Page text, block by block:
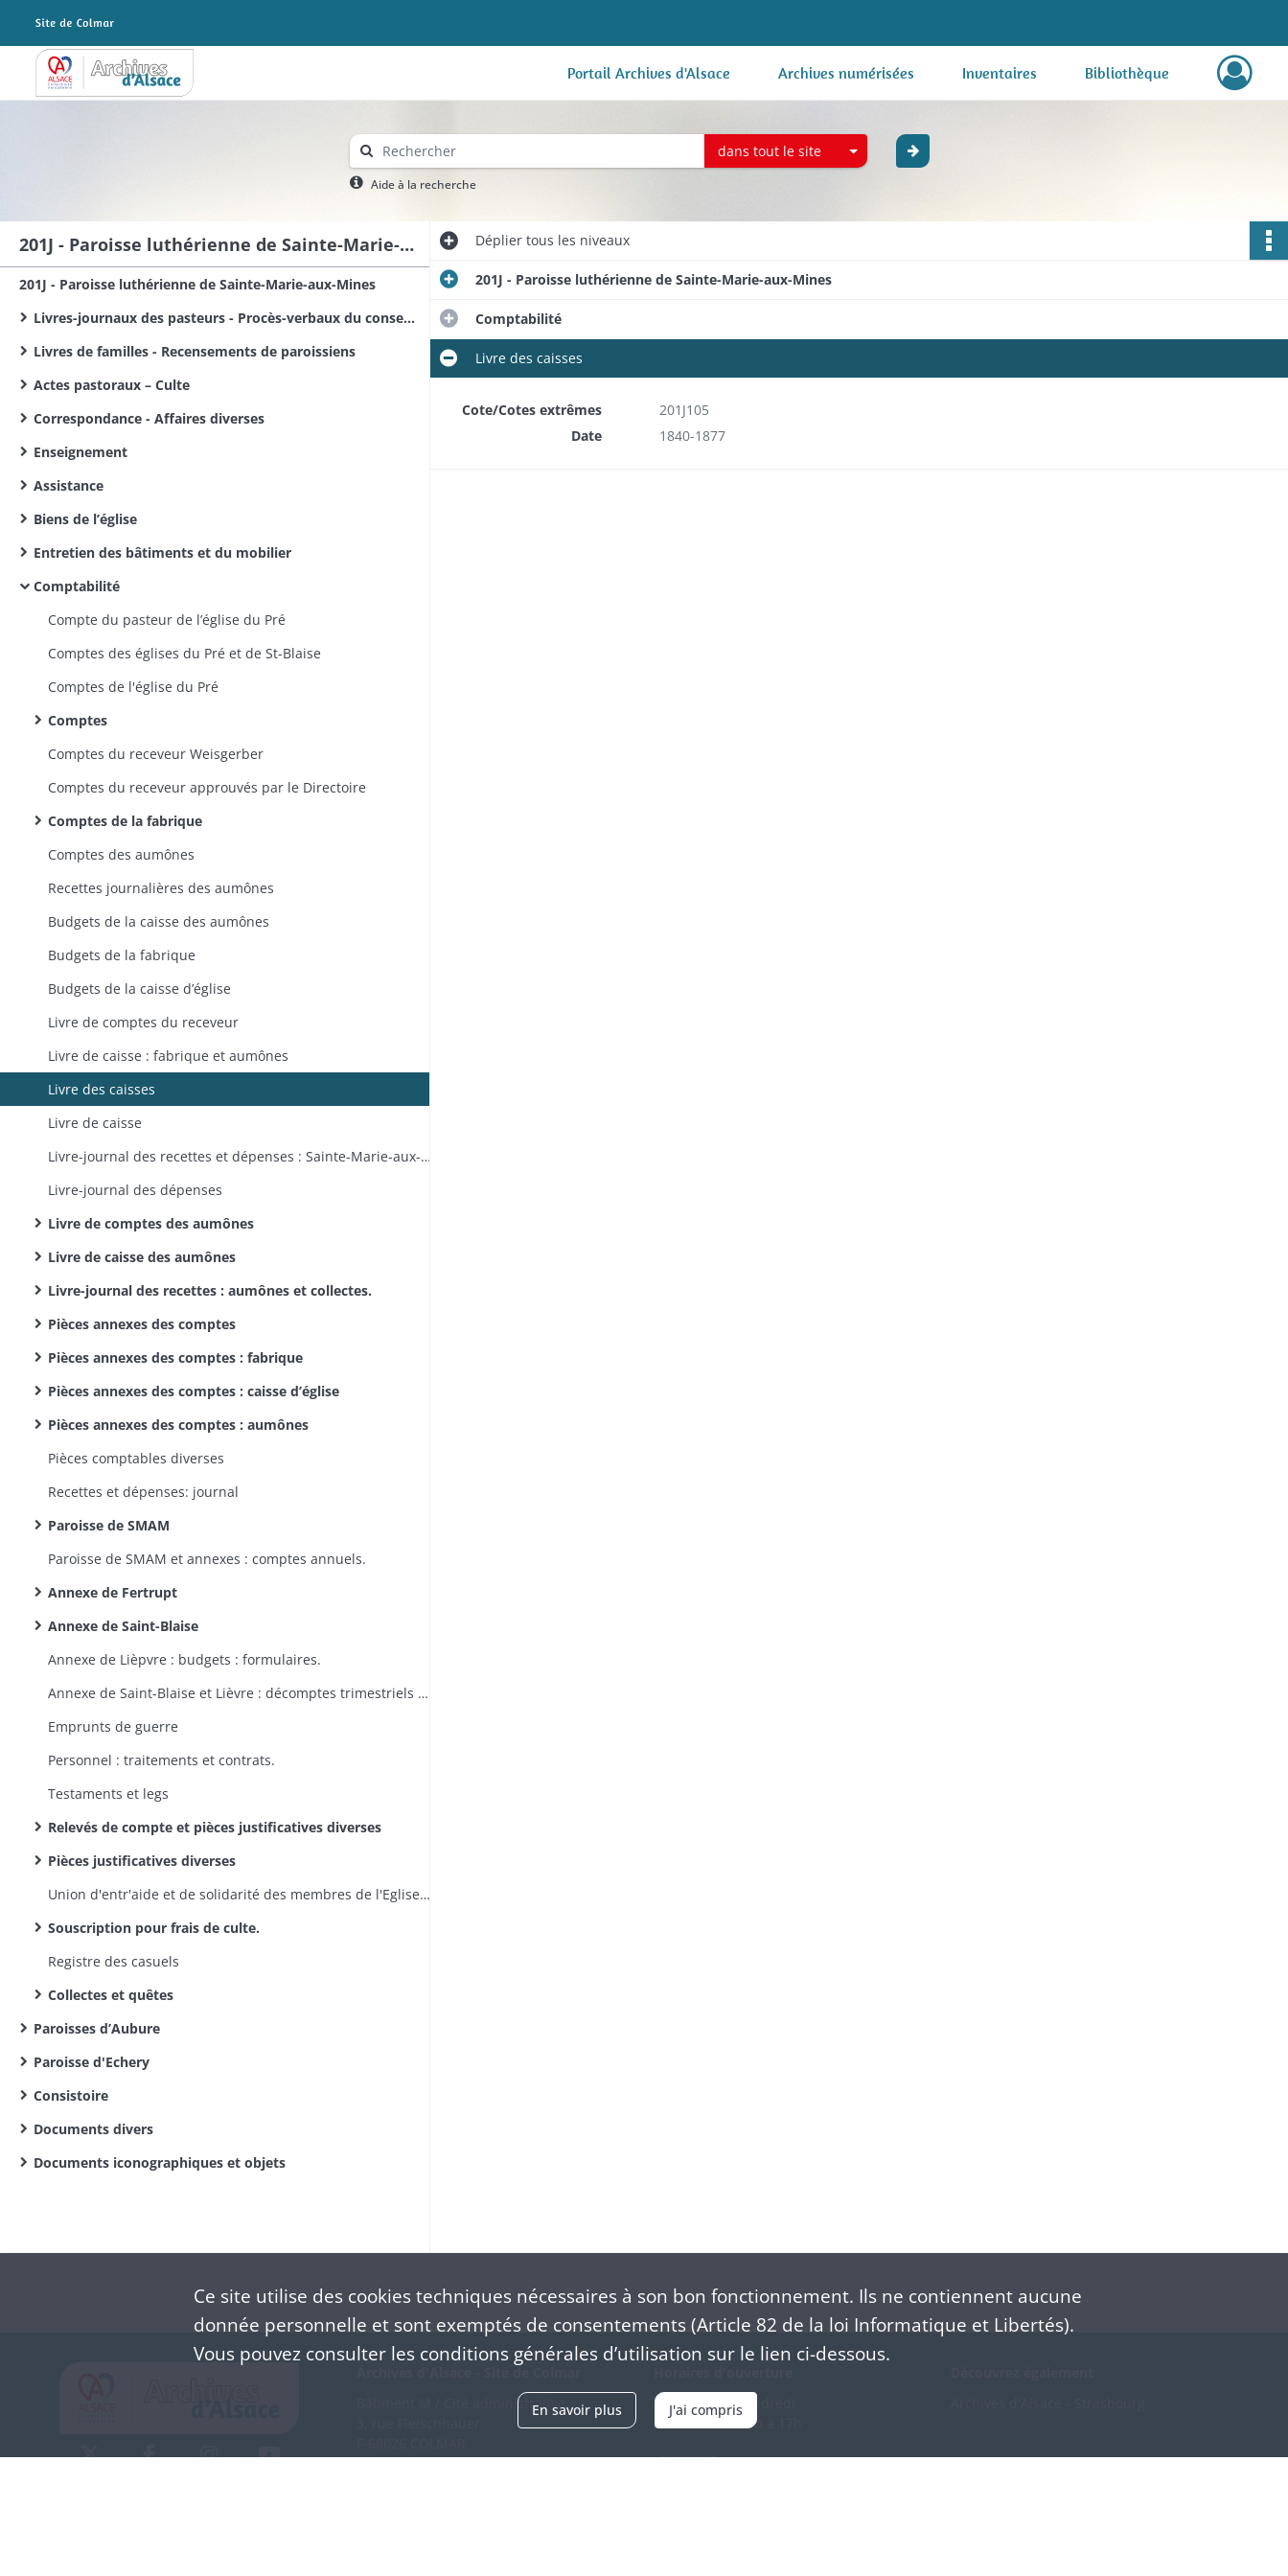
Archives Alsace - Colmar Portail Archives d'Alsace Archives numérisées Inventaires Bibliothèque
dans tout le site
Aide à la recherche
201J - Paroisse luthérienne de Sainte-Marie-aux-Mines
201J - Paroisse luthérienne de Sainte-Marie-aux-Mines
Livres-journaux des pasteurs - Procès-verbaux du conseil presbytéral
Livres de familles - Recensements de paroissiens
Actes pastoraux – Culte
Correspondance - Affaires diverses
Enseignement
Assistance
Biens de l’église
Entretien des bâtiments et du mobilier
Comptabilité
Compte du pasteur de l’église du Pré
Comptes des églises du Pré et de St-Blaise
Comptes de l'église du Pré
Comptes
Comptes du receveur Weisgerber
Comptes du receveur approuvés par le Directoire
Comptes de la fabrique
Comptes des aumônes
Recettes journalières des aumônes
Budgets de la caisse des aumônes
Budgets de la fabrique
Budgets de la caisse d’église
Livre de comptes du receveur
Livre de caisse : fabrique et aumônes
Livre des caisses
Livre de caisse
Livre-journal des recettes et dépenses : Sainte-Marie-aux-Mines, Echery, Aubure
Livre-journal des dépenses
Livre de comptes des aumônes
Livre de caisse des aumônes
Livre-journal des recettes : aumônes et collectes.
Pièces annexes des comptes
Pièces annexes des comptes : fabrique
Pièces annexes des comptes : caisse d’église
Pièces annexes des comptes : aumônes
Pièces comptables diverses
Recettes et dépenses: journal
Paroisse de SMAM
Paroisse de SMAM et annexes : comptes annuels.
Annexe de Fertrupt
Annexe de Saint-Blaise
Annexe de Lièpvre : budgets : formulaires.
Annexe de Saint-Blaise et Lièvre : décomptes trimestriels : formulaires.
Emprunts de guerre
Personnel : traitements et contrats.
Testaments et legs
Relevés de compte et pièces justificatives diverses
Pièces justificatives diverses
Union d'entr'aide et de solidarité des membres de l'Eglise de la Confession d'Augsbourg d'Alsace et de Lorraine : quote-part des cotisations : décomptes .
Souscription pour frais de culte.
Registre des casuels
Collectes et quêtes
Paroisses d’Aubure
Paroisse d'Echery
Consistoire
Documents divers
Documents iconographiques et objets
Dépliertous les niveaux
201J - Paroisse luthérienne de Sainte-Marie-aux-Mines
Comptabilité
Livre des caisses
Cote/Cotes extrêmes
201J105
Date
1840-1877
Bâtiment M / Cité administrative
(+33) 3 89 21 97 00
Du mardi au vendredi
en continu de 9h à 17h
Ce site utilise des cookiestechniques nécessaires à son bon fonctionnement. Ils ne contiennent aucune
donnée personnelle et sont exemptés de consentements (Article 82 de la loi Informatique et Libertés).
Vous pouvez consulter les conditions générales d’utilisation sur le lien ci-dessous.
En savoir plus J'ai compris